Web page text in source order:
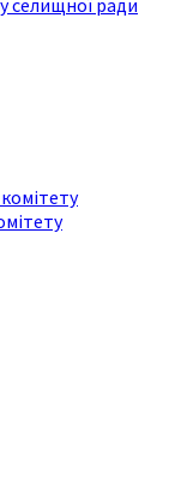
селищної ради